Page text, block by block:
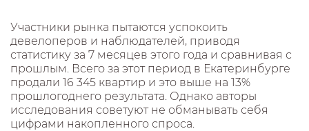
Участники рынка пытаются успокоить
девелоперов и наблюдателей, приводя
статистику за 7 месяцев этого года и сравнивая с
прошлым. Всего за этот период в Екатеринбурге
продали 16 345 квартир и это выше на 13%
прошлогоднего результата. Однако авторы
исследования советуют не обманывать себя
цифрами накопленного спроса.